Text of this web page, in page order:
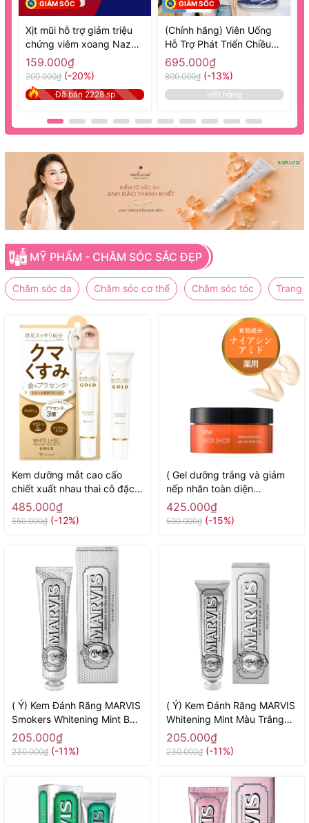
GIẢM SỐC
Xịt mũi hỗ trợ giảm triệu
chứng viêm xoang Nazal
Sato 30ml- Hàng Nhật nội
địa
159.000₫
200.000₫ (-20%)
Đã bán 2228 sp
GIẢM SỐC
(Chính hãng) Viên Uống
Hỗ Trợ Phát Triển Chiều
Cao 270 Viên GH Creation
EX+ - Hàng Nhật nội địa
695.000₫
800.000₫ (-13%)
Hết hàng
MỸ PHẨM - CHĂM SÓC SẮC ĐẸP
Chăm sóc da Chăm sóc cơ thể Chăm sóc tóc Trang
Kem dưỡng mắt cao cấo
chiết xuất nhau thai cô đặc
White Label Placenta Rich
Gold Eye Cream MICCOSMO
485.000₫
550.000₫ (-12%)
( Gel dưỡng trắng và giảm
nếp nhăn toàn diện
Meishoku Medi Shot Wrinkle
& White all in one 50g -
425.000₫
500.000₫ (-15%)
( Ý) Kem Đánh Răng MARVIS
Smokers Whitening Mint Bạc
Trắng ( Dành Cho Người Hút
Thuốc Lá)
205.000₫
230.000₫ (-11%)
( Ý) Kem Đánh Răng MARVIS
Whitening Mint Màu Trắng
85ml ( Chứa Tinh Chất Trắng
Răng)
205.000₫
230.000₫ (-11%)